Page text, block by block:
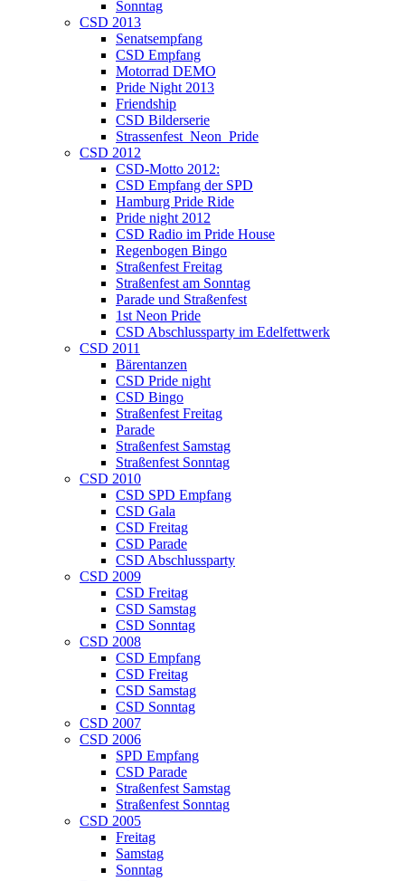
Sonntag
CSD 2013
Senatsempfang
CSD Empfang
Motorrad DEMO
Pride Night 2013
Friendship
CSD Bilderserie
Strassenfest_Neon_Pride
CSD 2012
CSD-Motto 2012:
CSD Empfang der SPD
Hamburg Pride Ride
Pride night 2012
CSD Radio im Pride House
Regenbogen Bingo
Straßenfest Freitag
Straßenfest am Sonntag
Parade und Straßenfest
1st Neon Pride
CSD Abschlussparty im Edelfettwerk
CSD 2011
Bärentanzen
CSD Pride night
CSD Bingo
Straßenfest Freitag
Parade
Straßenfest Samstag
Straßenfest Sonntag
CSD 2010
CSD SPD Empfang
CSD Gala
CSD Freitag
CSD Parade
CSD Abschlussparty
CSD 2009
CSD Freitag
CSD Samstag
CSD Sonntag
CSD 2008
CSD Empfang
CSD Freitag
CSD Samstag
CSD Sonntag
CSD 2007
CSD 2006
SPD Empfang
CSD Parade
Straßenfest Samstag
Straßenfest Sonntag
CSD 2005
Freitag
Samstag
Sonntag